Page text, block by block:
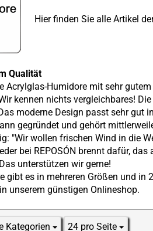
Hier finden Sie alle Artikel
Qualität
Acrylglas-Humidore mit sehr
kennen nichts vergleichbares!
moderne Design passt sehr gut
gegründet und gehört
"Wir wollen frischen Wind in die
bei REPOSÓN brennt dafür,
unterstützen wir gerne!
gibt es in mehreren Größen und
unserem günstigen Onlineshop.
Kategorien 24 pro Seite
pro Seite